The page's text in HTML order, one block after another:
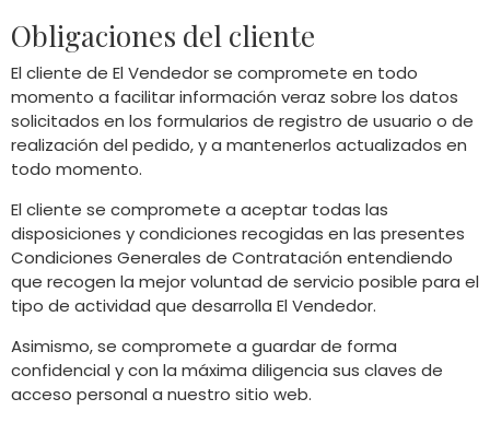
Obligaciones del cliente
El cliente de El Vendedor se compromete en todo
momento a facilitar información veraz sobre los datos
solicitados en los formularios de registro de usuario o de
realización del pedido, y a mantenerlos actualizados en
todo momento.
El cliente se compromete a aceptar todas las
disposiciones y condiciones recogidas en las presentes
Condiciones Generales de Contratación entendiendo
que recogen la mejor voluntad de servicio posible para el
tipo de actividad que desarrolla El Vendedor.
Asimismo, se compromete a guardar de forma
confidencial y con la máxima diligencia sus claves de
acceso personal a nuestro sitio web.